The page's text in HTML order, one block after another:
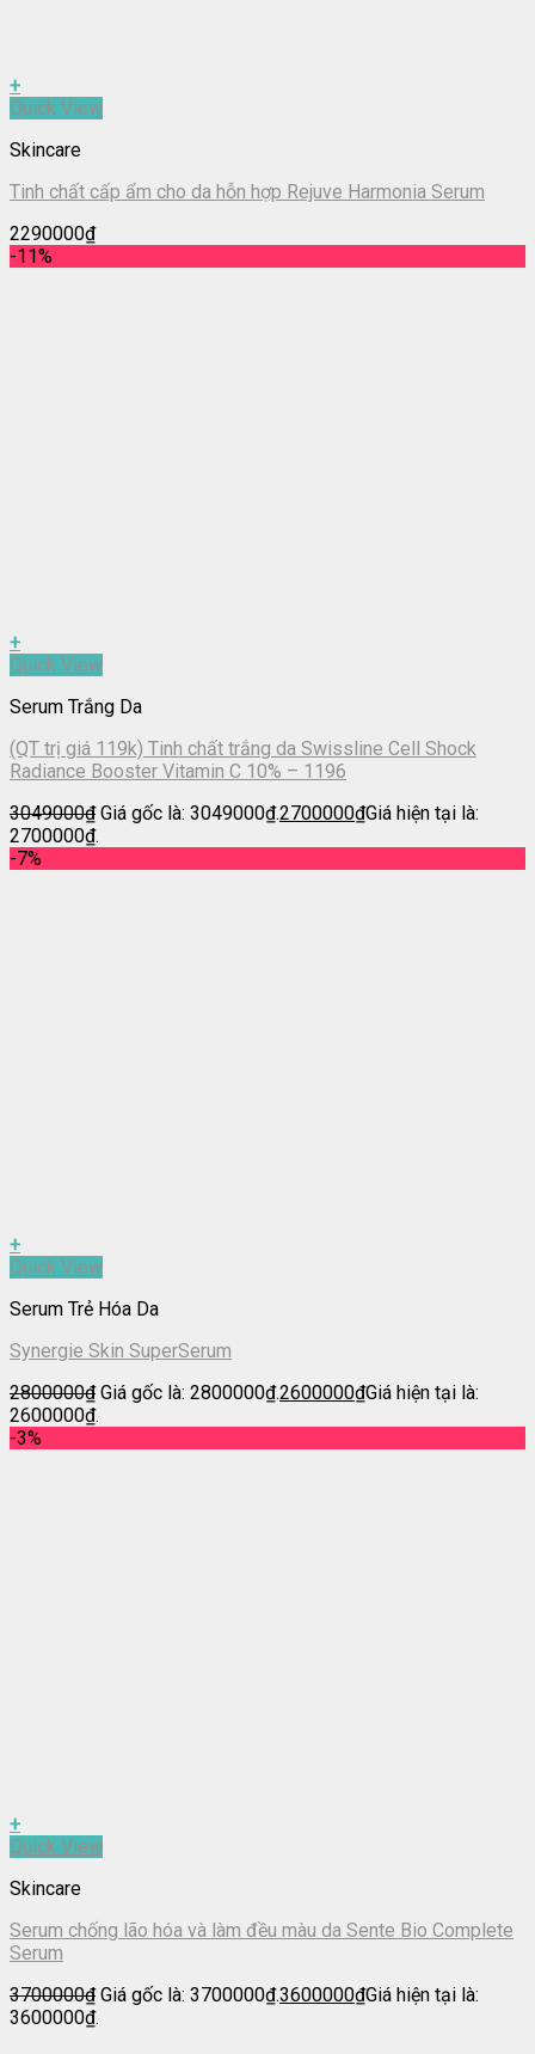
+
Quick View
Skincare
Tinh chất cấp ẩm cho da hỗn hợp Rejuve Harmonia Serum
2290000₫
-11%
+
Quick View
Serum Trắng Da
(QT trị giá 119k) Tinh chất trắng da Swissline Cell Shock
Radiance Booster Vitamin C 10% – 1196
3049000₫ Giá gốc là: 3049000₫.2700000₫Giá hiện tại là:
2700000₫.
-7%
+
Quick View
Serum Trẻ Hóa Da
Synergie Skin SuperSerum
2800000₫ Giá gốc là: 2800000₫.2600000₫Giá hiện tại là:
2600000₫.
-3%
+
Quick View
Skincare
Serum chống lão hóa và làm đều màu da Sente Bio Complete
Serum
3700000₫ Giá gốc là: 3700000₫.3600000₫Giá hiện tại là:
3600000₫.